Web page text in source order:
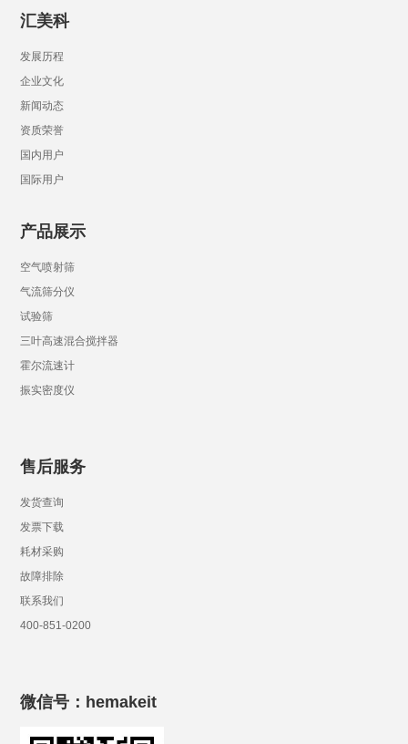
汇美科
发展历程
企业文化
新闻动态
资质荣誉
国内用户
国际用户
产品展示
空气喷射筛
气流筛分仪
试验筛
三叶高速混合搅拌器
霍尔流速计
振实密度仪
售后服务
发货查询
发票下载
耗材采购
故障排除
联系我们
400-851-0200
微信号：hemakeit